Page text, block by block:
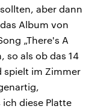
aber dann
Album von
„There's A
so als ob das 14
spielt im Zimmer
diese Platte